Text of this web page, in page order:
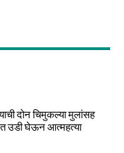
दोन चिमुकल्या मुलांसह
उडी घेऊन आत्महत्या